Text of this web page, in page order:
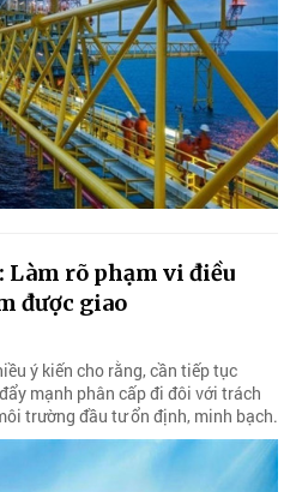
Làm rõ phạm vi điều
được giao
ý kiến cho rằng, cần tiếp tục
mạnh phân cấp đi đôi với trách
trường đầu tư ổn định, minh bạch.